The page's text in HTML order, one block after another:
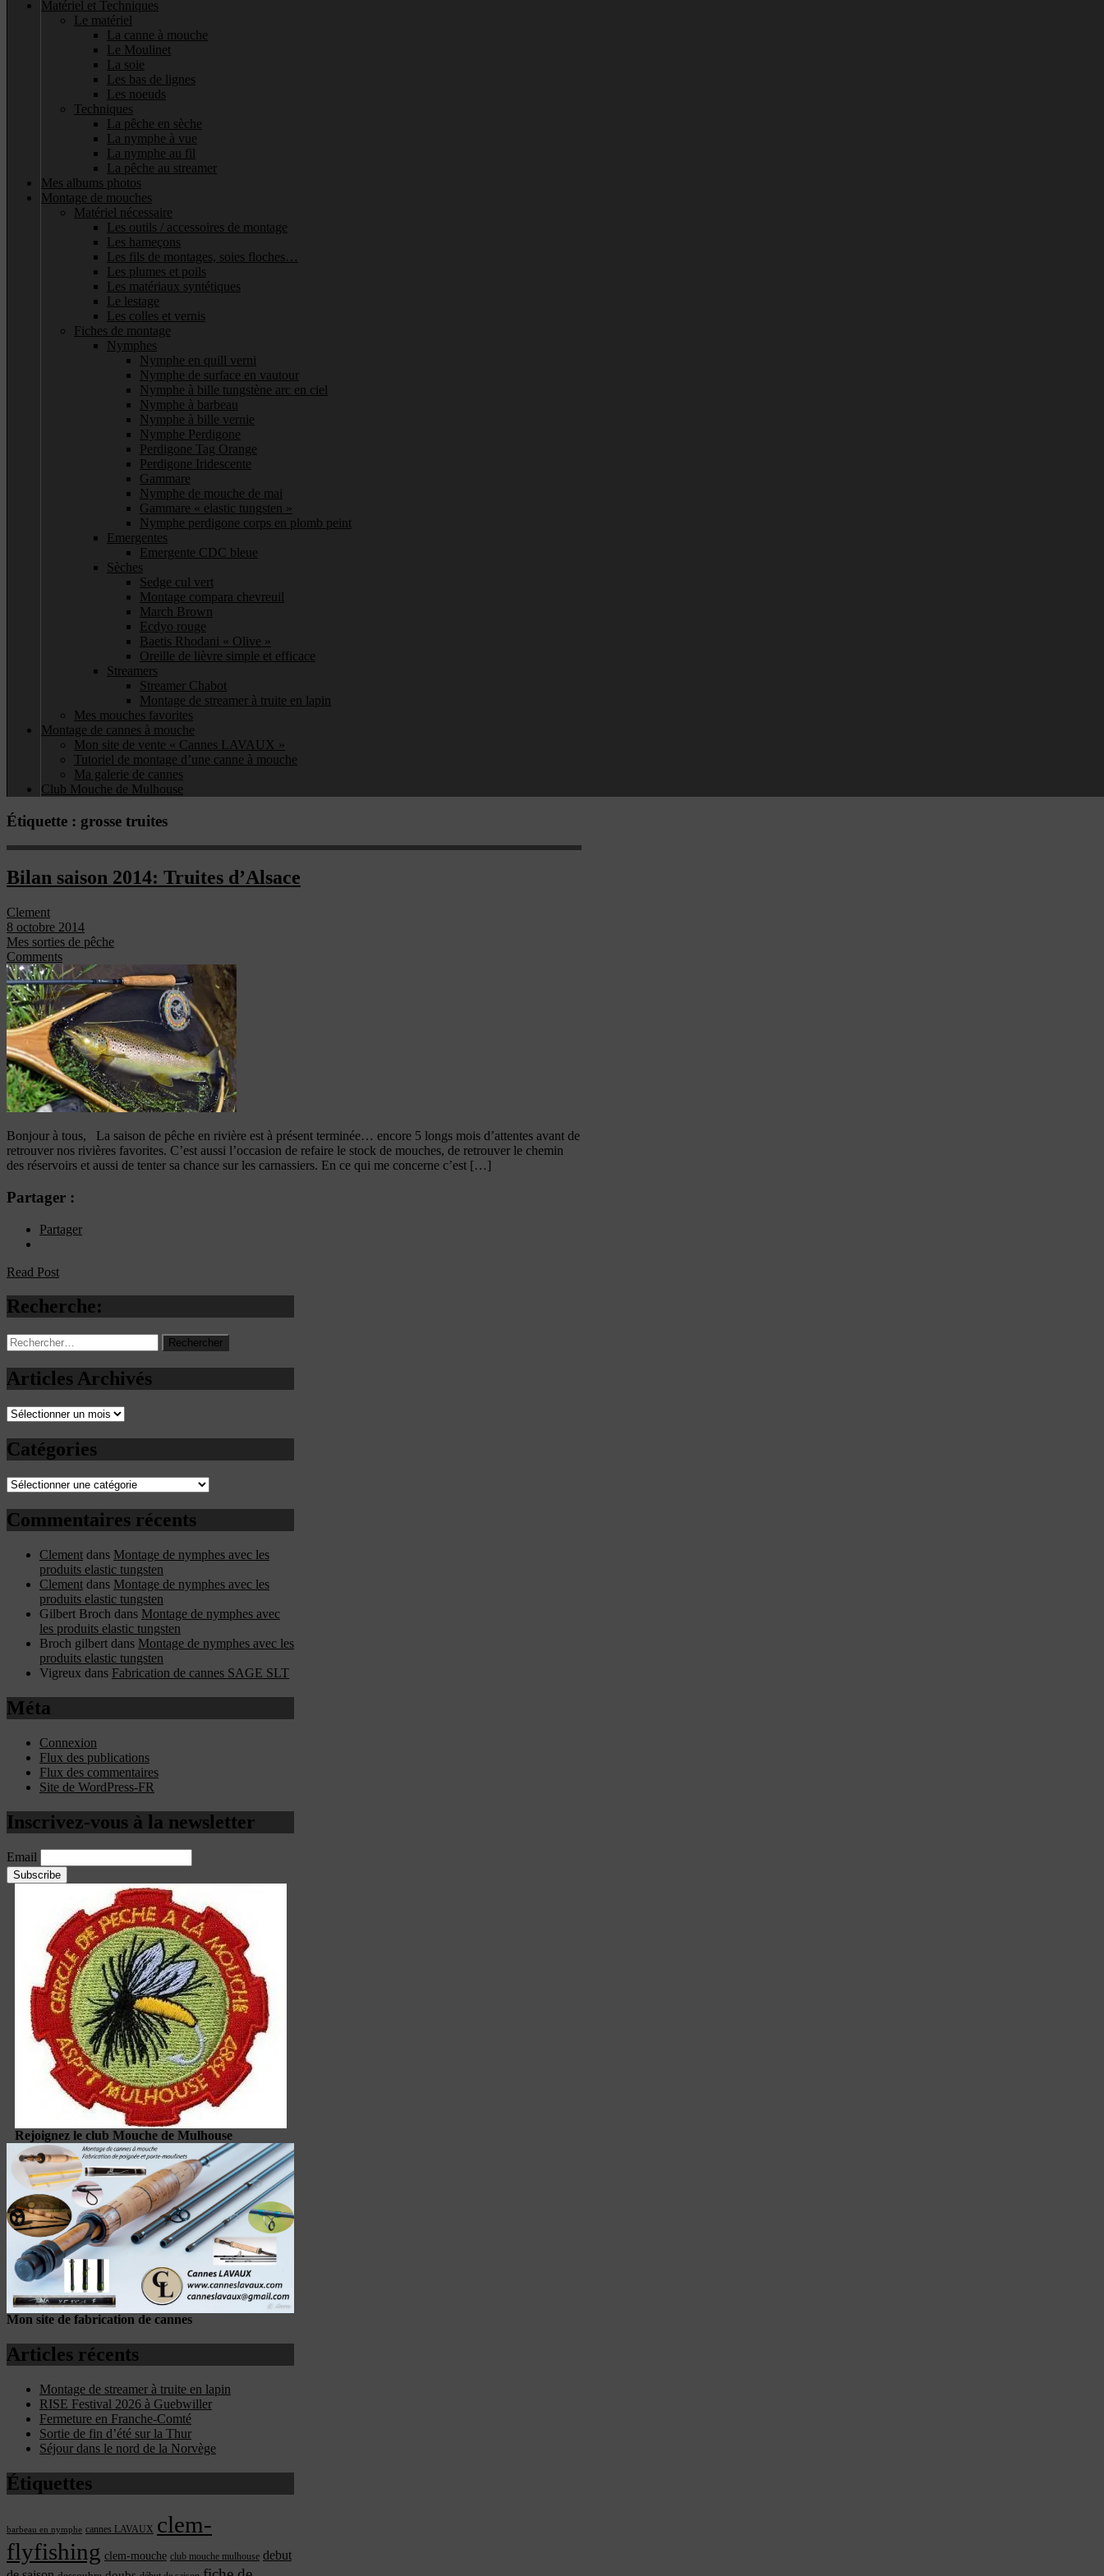
Matériel et Techniques
Le matériel
La canne à mouche
Le Moulinet
La soie
Les bas de lignes
Les noeuds
Techniques
La pêche en sèche
La nymphe à vue
La nymphe au fil
La pêche au streamer
Mes albums photos
Montage de mouches
Matériel nécessaire
Les outils / accessoires de montage
Les hameçons
Les fils de montages, soies floches…
Les plumes et poils
Les matériaux syntétiques
Le lestage
Les colles et vernis
Fiches de montage
Nymphes
Nymphe en quill verni
Nymphe de surface en vautour
Nymphe à bille tungstène arc en ciel
Nymphe à barbeau
Nymphe à bille vernie
Nymphe Perdigone
Perdigone Tag Orange
Perdigone Iridescente
Gammare
Nymphe de mouche de mai
Gammare « elastic tungsten »
Nymphe perdigone corps en plomb peint
Emergentes
Emergente CDC bleue
Sèches
Sedge cul vert
Montage compara chevreuil
March Brown
Ecdyo rouge
Baetis Rhodani « Olive »
Oreille de lièvre simple et efficace
Streamers
Streamer Chabot
Montage de streamer à truite en lapin
Mes mouches favorites
Montage de cannes à mouche
Mon site de vente « Cannes LAVAUX »
Tutoriel de montage d’une canne à mouche
Ma galerie de cannes
Club Mouche de Mulhouse
Étiquette : grosse truites
Bilan saison 2014: Truites d’Alsace
Clement
8 octobre 2014
Mes sorties de pêche
Comments
Bonjour à tous, La saison de pêche en rivière est à présent terminée… encore 5 longs mois d’attentes avant de
retrouver nos rivières favorites. C’est aussi l’occasion de refaire le stock de mouches, de retrouver le chemin
des réservoirs et aussi de tenter sa chance sur les carnassiers. En ce qui me concerne c’est […]
Partager :
Partager
Read Post
Recherche:
Rechercher :
Articles Archivés
Articles
Catégories
Catégories
Commentaires récents
Clement dans Montage de nymphes avec les
produits elastic tungsten
Clement dans Montage de nymphes avec les
produits elastic tungsten
Gilbert Broch dans Montage de nymphes avec
les produits elastic tungsten
Broch gilbert dans Montage de nymphes avec les
produits elastic tungsten
Vigreux dans Fabrication de cannes SAGE SLT
Méta
Connexion
Flux des publications
Flux des commentaires
Site de WordPress-FR
Inscrivez-vous à la newsletter
Email
Rejoignez le club Mouche de Mulhouse
Mon site de fabrication de cannes
Articles récents
Montage de streamer à truite en lapin
RISE Festival 2026 à Guebwiller
Fermeture en Franche-Comté
Sortie de fin d’été sur la Thur
Séjour dans le nord de la Norvège
Étiquettes
barbeau en nymphe cannes LAVAUX clem-
flyfishing clem-mouche club mouche mulhouse debut